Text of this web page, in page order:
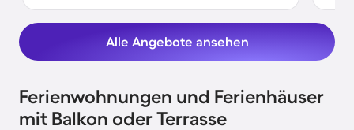
Alle Angebote ansehen
Ferienwohnungen und Ferienhäuser
mit Balkon oder Terrasse